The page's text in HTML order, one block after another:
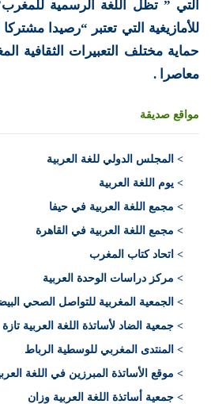
التي ” تظل اللغة الرسمية
للأمازيغية التي تعتبر “رصيدا
حماية مختلف التعبيرات الثقافية
معاصرا .
مواقع صديقة
> المجلس الدولي للغة العربية
> يوم اللغة العربية
> مجمع اللغة العربية في حيفا
> مجمع اللغة العربية في القاهرة
> اتحاد كتاب المغرب
> مركز دراسات الوحدة العربية
> الجمعية المغربية للتواصل الصحي
> جمعية الضاد لأساتذة اللغة العربية تازة
> المنتدى المغربي للوسطية الرباط
> موقع الأساتذة المبرزين في اللغة
> جمعية أساتذة اللغة العربية وزان